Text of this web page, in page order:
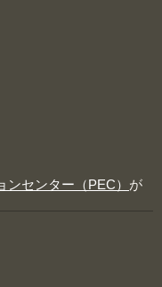
センター（PEC） が